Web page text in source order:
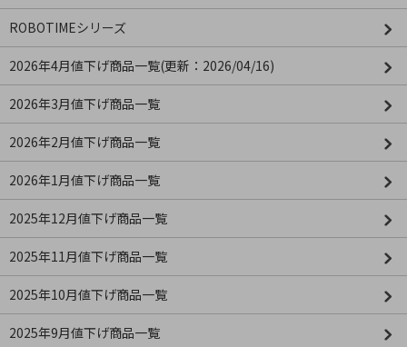
ROBOTIMEシリーズ
2026年4月値下げ商品一覧(更新：2026/04/16)
2026年3月値下げ商品一覧
2026年2月値下げ商品一覧
2026年1月値下げ商品一覧
2025年12月値下げ商品一覧
2025年11月値下げ商品一覧
2025年10月値下げ商品一覧
2025年9月値下げ商品一覧